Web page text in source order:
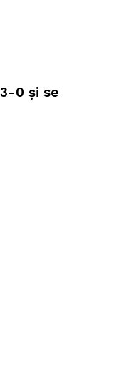
0 și se